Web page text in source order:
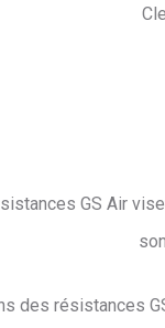
GS Air
des résistances